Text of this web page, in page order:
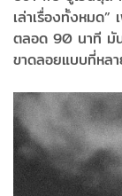
เล่าเรื่องทั้งหมด
ตลอด 90 นาที มัน
ขาดลอยแบบที่หล